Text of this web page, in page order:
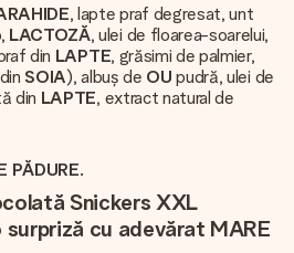
, lapte praf degresat, unt
LACTOZĂ, ulei de floarea-soarelui,
din LAPTE, grăsimi de palmier,
SOIA), albuș de OU pudră, ulei de
din LAPTE, extract natural de
PĂDURE.
Snickers XXL
cu adevărat MARE